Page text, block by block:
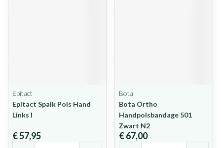
Epitact
Epitact Spalk Pols Hand
Links l
€ 57,95
Bota
Bota Ortho
Handpolsbandage 501
Zwart N2
€ 67,00